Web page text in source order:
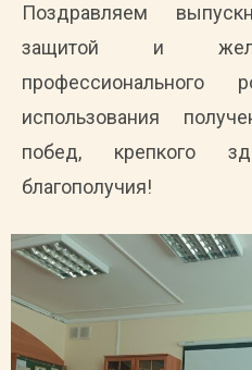
Поздравляем
защитой и
профессионального
использования
побед, крепкого
благополучия!